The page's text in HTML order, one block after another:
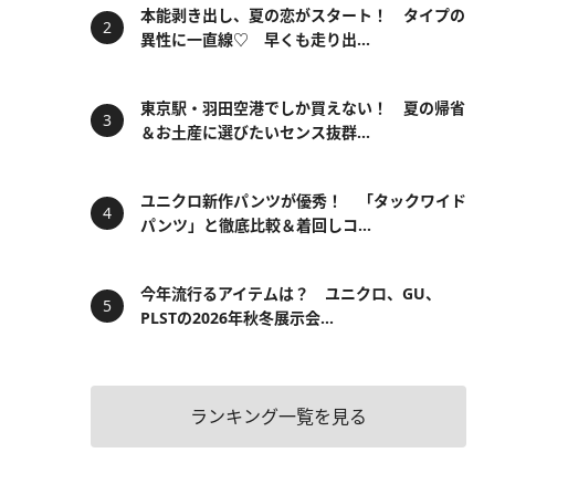
本能剥き出し、夏の恋がスタート！ タイプの
異性に一直線♡ 早くも走り出...
東京駅・羽田空港でしか買えない！ 夏の帰省
＆お土産に選びたいセンス抜群...
ユニクロ新作パンツが優秀！ 「タックワイド
パンツ」と徹底比較＆着回しコ...
今年流行るアイテムは？ ユニクロ、GU、
PLSTの2026年秋冬展示会...
ランキング一覧を見る